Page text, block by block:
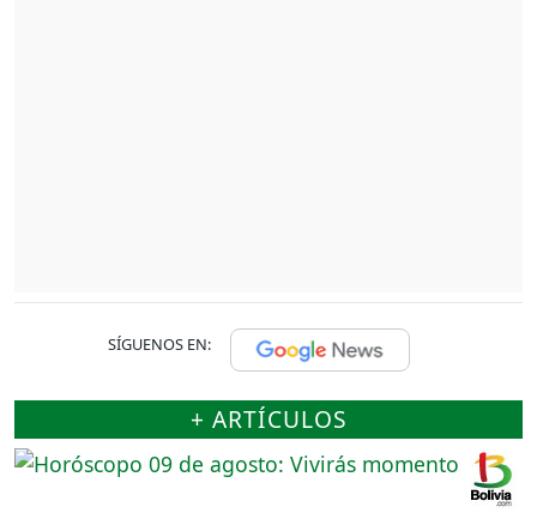
SÍGUENOS EN:
+ ARTÍCULOS